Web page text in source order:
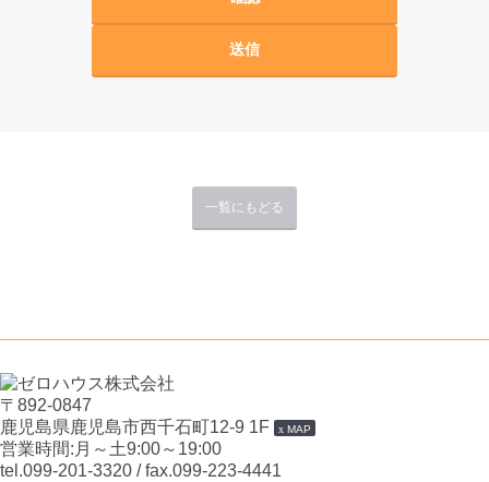
一覧にもどる
〒892-0847
鹿児島県鹿児島市西千石町12-9 1F
MAP
営業時間:月～土9:00～19:00
tel.099-201-3320 / fax.099-223-4441